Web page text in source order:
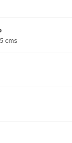
cms